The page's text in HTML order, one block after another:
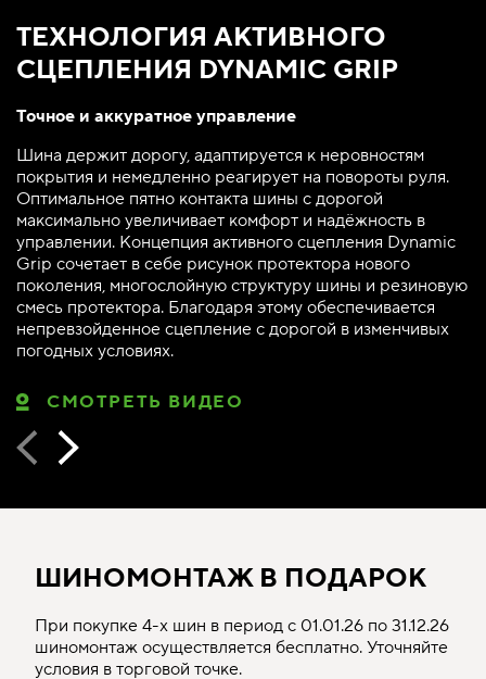
ТЕХНОЛОГИЯ АКТИВНОГО
СЦЕПЛЕНИЯ DYNAMIC GRIP
Точное и аккуратное управление
Шина держит дорогу, адаптируется к неровностям
покрытия и немедленно реагирует на повороты руля.
Оптимальное пятно контакта шины с дорогой
максимально увеличивает комфорт и надёжность в
управлении. Концепция активного сцепления Dynamic
Grip сочетает в себе рисунок протектора нового
поколения, многослойную структуру шины и резиновую
смесь протектора. Благодаря этому обеспечивается
непревзойденное сцепление с дорогой в изменчивых
погодных условиях.
СМОТРЕТЬ ВИДЕО
ШИНОМОНТАЖ В ПОДАРОК
При покупке 4-х шин в период с 01.01.26 по 31.12.26
шиномонтаж осуществляется бесплатно. Уточняйте
условия в торговой точке.